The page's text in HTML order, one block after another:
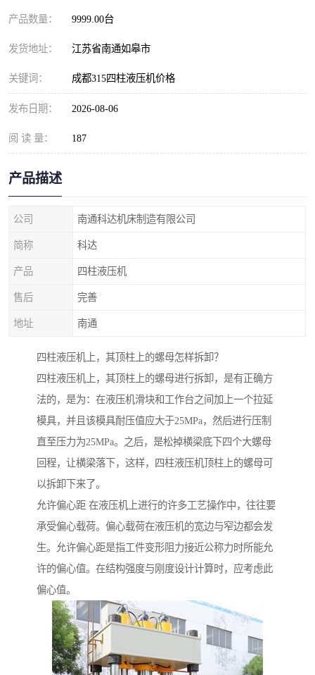
产品数量： 9999.00台
发货地址： 江苏省南通如皋市
关键词： 成都315四柱液压机价格
发布日期： 2026-08-06
阅 读 量： 187
产品描述
公司 南通科达机床制造有限公司
简称 科达
产品 四柱液压机
售后 完善
地址 南通
四柱液压机上，其顶柱上的螺母怎样拆卸？
四柱液压机上，其顶柱上的螺母进行拆卸，是有正确方
法的，是为：在液压机滑块和工作台之间加上一个拉延
模具，并且该模具耐压值应大于25MPa，然后进行压制
直至压力为25MPa。之后，是松掉横梁底下四个大螺母
回程，让横梁落下，这样，四柱液压机顶柱上的螺母可
以拆卸下来了。
允许偏心距 在液压机上进行的许多工艺操作中，往往要
承受偏心载荷。偏心载荷在液压机的宽边与窄边都会发
生。允许偏心距是指工件变形阻力接近公称力时所能允
许的偏心值。在结构强度与刚度设计计算时，应考虑此
偏心值。